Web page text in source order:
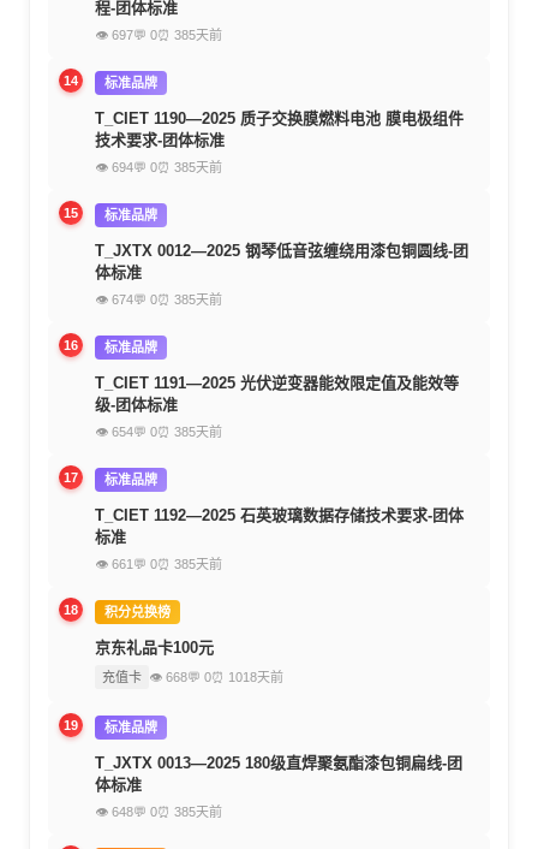
程-团体标准
👁 697💬 0⏰ 385天前
14 标准品牌
T_CIET 1190—2025 质子交换膜燃料电池 膜电极组件
技术要求-团体标准
👁 694💬 0⏰ 385天前
15 标准品牌
T_JXTX 0012—2025 钢琴低音弦缠绕用漆包铜圆线-团
体标准
👁 674💬 0⏰ 385天前
16 标准品牌
T_CIET 1191—2025 光伏逆变器能效限定值及能效等
级-团体标准
👁 654💬 0⏰ 385天前
17 标准品牌
T_CIET 1192—2025 石英玻璃数据存储技术要求-团体
标准
👁 661 💬 0⏰ 385天前
18 积分兑换榜
京东礼品卡100元
充值卡 👁 668💬 0⏰ 1018天前
19 标准品牌
T_JXTX 0013—2025 180级直焊聚氨酯漆包铜扁线-团
体标准
👁 648💬 0⏰ 385天前